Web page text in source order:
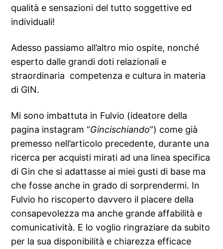
qualità e sensazioni del tutto soggettive ed
individuali!
Adesso passiamo all’altro mio ospite, nonché
esperto dalle grandi doti relazionali e
straordinaria competenza e cultura in materia
di GIN.
Mi sono imbattuta in Fulvio (ideatore della
pagina instagram “Gincischiando”) come già
premesso nell’articolo precedente, durante una
ricerca per acquisti mirati ad una linea specifica
di Gin che si adattasse ai miei gusti di base ma
che fosse anche in grado di sorprendermi. In
Fulvio ho riscoperto davvero il piacere della
consapevolezza ma anche grande affabilità e
comunicatività. E lo voglio ringraziare da subito
per la sua disponibilità e chiarezza efficace